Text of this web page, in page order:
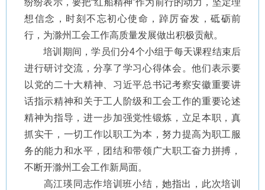
纷纷表示，要把“红船精神”作为前行的动力，坚定理
想信念，时刻不忘初心使命，踔厉奋发，砥砺前
行，为滁州工会工作高质量发展做出积极贡献。
培训期间，学员们分4个小组于每天课程结束后
进行研讨交流，分享了学习心得体会。他们表示要
以党的二十大精神、习近平总书记考察安徽重要讲
话指示精神和关于工人阶级和工会工作的重要论述
精神为指导，进一步加强党性锻炼，立足本职，真
抓实干，一切工作以职工为本，努力提高为职工服
务的能力和水平，团结和带领广大职工奋力拼搏，
不断开滁州工会工作新局面。
高江瑛同志作培训班小结，她指出，此次培训